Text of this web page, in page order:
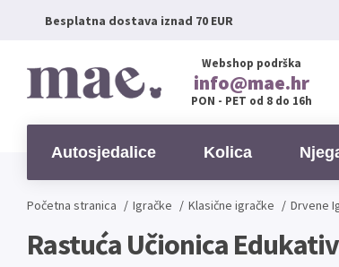
Besplatna dostava iznad 70 EUR
Webshop podrška
info@mae.hr
PON - PET od 8 do 16h
Autosjedalice Kolica
Početna stranica / Igračke / Klasične igračke / Drvene
Rastuća Učionica